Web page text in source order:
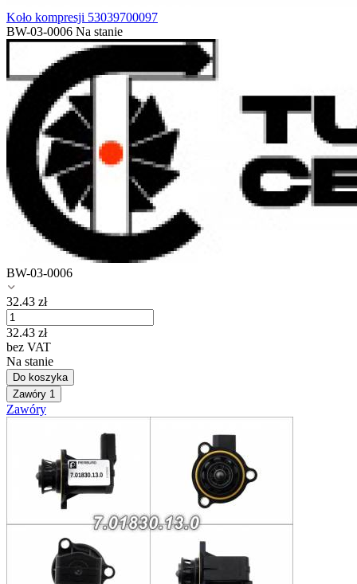
Koło kompresji 53039700097
BW-03-0006 Na stanie
BW-03-0006
32.43 zł
32.43 zł
bez VAT
Na stanie
Do koszyka
Zawóry 1
Zawóry